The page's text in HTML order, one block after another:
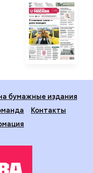
бумажные издания
Контакты